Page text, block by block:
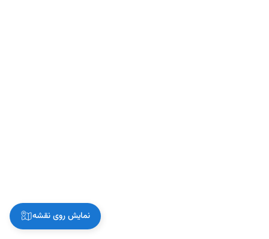
نمایش روی نقشه